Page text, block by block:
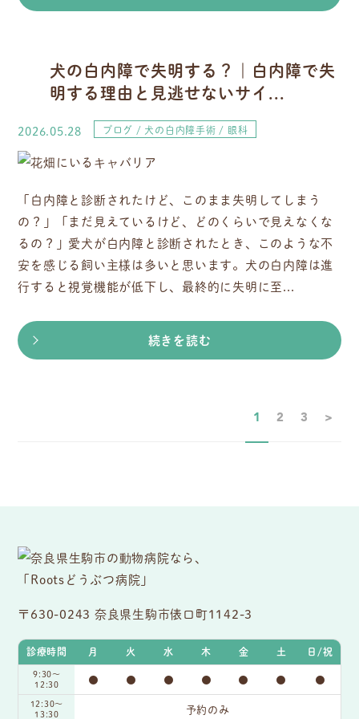
犬の白内障で失明する？｜白内障で失
明する理由と見逃せないサイ...
2026.05.28 ブログ 犬の白内障手術 眼科
「白内障と診断されたけど、このまま失明してしまう
の？」「まだ見えているけど、どのくらいで見えなくな
るの？」愛犬が白内障と診断されたとき、このような不
安を感じる飼い主様は多いと思います。犬の白内障は進
行すると視覚機能が低下し、最終的に失明に至...
続きを読む
1 2 3 >
〒630-0243 奈良県生駒市俵口町1142-3
診療時間 月 火 水 木 金 土 日/祝
9:30〜
12:30
● ● ● ● ● ● ●
12:30～
13:30
予約のみ